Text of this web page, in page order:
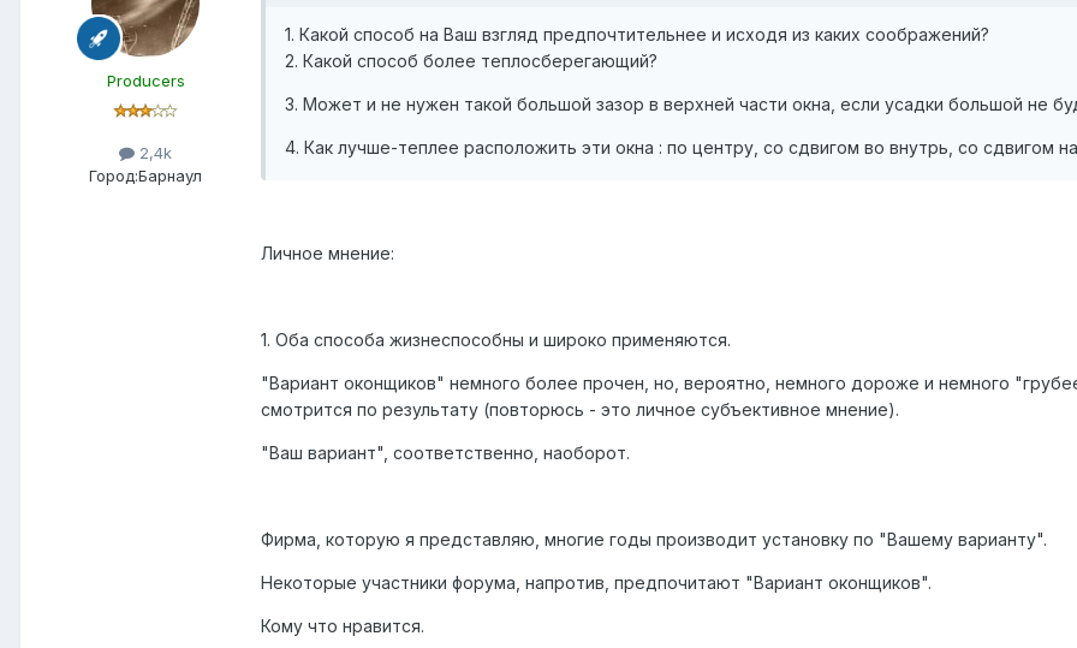
Producers
2,4k
Город:Барнаул
1. Какой способ на Ваш взгляд предпочтительнее и исходя из каких соображений?
2. Какой способ более теплосберегающий?
3. Может и не нужен такой большой зазор в верхней части окна, если усадки большой не
4. Как лучше-теплее расположить эти окна : по центру, со сдвигом во внутрь, со сдвигом
Личное мнение:
1. Оба способа жизнеспособны и широко применяются.
"Вариант оконщиков" немного более прочен, но, вероятно, немного дороже и немного
смотрится по результату (повторюсь - это личное субъективное мнение).
"Ваш вариант", соответственно, наоборот.
Фирма, которую я представляю, многие годы производит установку по "Вашему варианту".
Некоторые участники форума, напротив, предпочитают "Вариант оконщиков".
Кому что нравится.